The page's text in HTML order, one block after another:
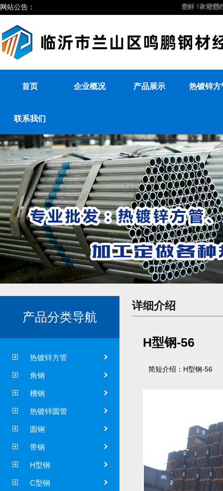
网站公告： 您好！欢迎您访
首页 企业概况 产品展示 热镀锌方
联系我们
产品分类导航
热镀锌方管
角钢
槽钢
热镀锌圆管
圆钢
带钢
H型钢
C型钢
详细介绍
H型钢-56
简短介绍：H型钢-56